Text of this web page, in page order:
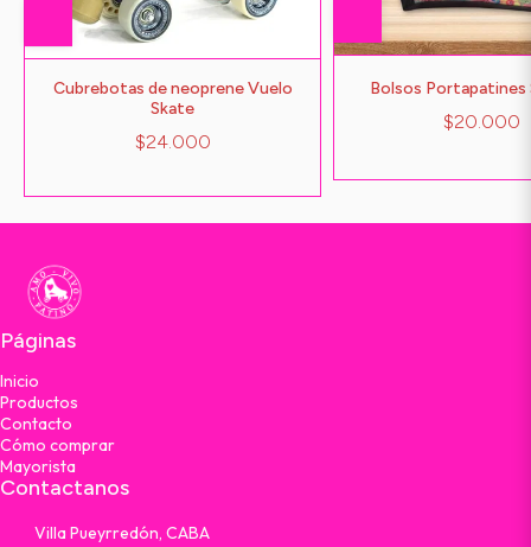
Cubrebotas de neoprene Vuelo
Skate
$24.000
Bolsos Portapatines
$20.000
Páginas
Inicio
Productos
Contacto
Cómo comprar
Mayorista
Contactanos
Villa Pueyrredón, CABA